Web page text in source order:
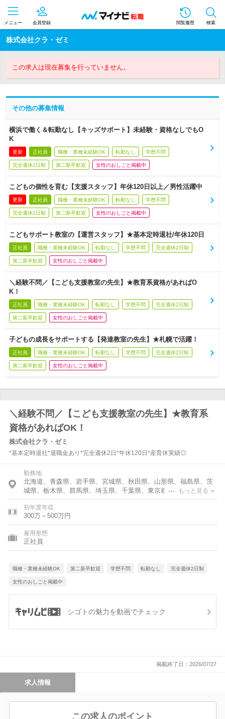
メニュー 会員登録 閲覧履歴 検索
株式会社クラ・ゼミ
この求人は現在募集を行っていません。
その他の募集情報
横浜で働く＆転勤なし【キッズサポート】未経験・資格なしでもO
K
更新 正社員 職種・業種未経験OK 転勤なし 学歴不問
完全週休2日制 第二新卒歓迎 女性のおしごと掲載中
こどもの個性を育む【支援スタッフ】年休120日以上／男性活躍中
更新 正社員 職種・業種未経験OK 転勤なし 学歴不問
完全週休2日制 第二新卒歓迎 女性のおしごと掲載中
こどもサポート教室の【運営スタッフ】★基本定時退社/年休120日
正社員 職種・業種未経験OK 転勤なし 学歴不問 完全週休2日制
第二新卒歓迎 女性のおしごと掲載中
＼経験不問／【こども支援教室の先生】★教育系資格があればO
K！
正社員 職種・業種未経験OK 転勤なし 学歴不問 完全週休2日制
第二新卒歓迎 女性のおしごと掲載中
子どもの成長をサポートする【発達教室の先生】★札幌で活躍！
正社員 職種・業種未経験OK 転勤なし 学歴不問 完全週休2日制
第二新卒歓迎 女性のおしごと掲載中
＼経験不問／【こども支援教室の先生】★教育系
資格があればOK！
株式会社クラ・ゼミ
*基本定時退社*退職金あり*完全週休2日*年休120日*産育休実績◎
勤務地
北海道、青森県、岩手県、宮城県、秋田県、山形県、福島県、茨
城県、栃木県、群馬県、埼玉県、千葉県、東京都、神奈川県、石
川県、新潟県、長野県、岐阜県、静岡県、愛知県、三重県、滋賀
県、京都府、大阪府、兵庫県、奈良県、和歌山県、岡山県、広島
県、山口県、徳島県、香川県、福岡県、長崎県、熊本県、大分
県、宮崎県、沖縄県
もっと見る
初年度年収
300万～500万円
雇用形態
正社員
職種・業種未経験OK 第二新卒歓迎 学歴不問 転勤なし 完全週休2日制
女性のおしごと掲載中
シゴトの魅力を動画でチェック
掲載終了日：2026/07/27
求人情報
この求人のポイント